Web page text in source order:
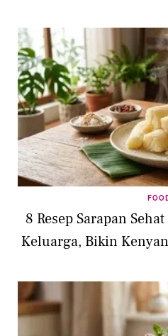
8 Resep Sarapan
Keluarga, Bikin